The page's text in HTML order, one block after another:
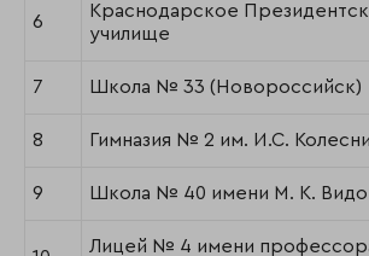
6
Краснодарское
училище
7 Школа № 33 (Новороссийск)
8 Гимназия № 2 им. И.С.
9 Школа № 40 имени М. К.
Лицей № 4 имени